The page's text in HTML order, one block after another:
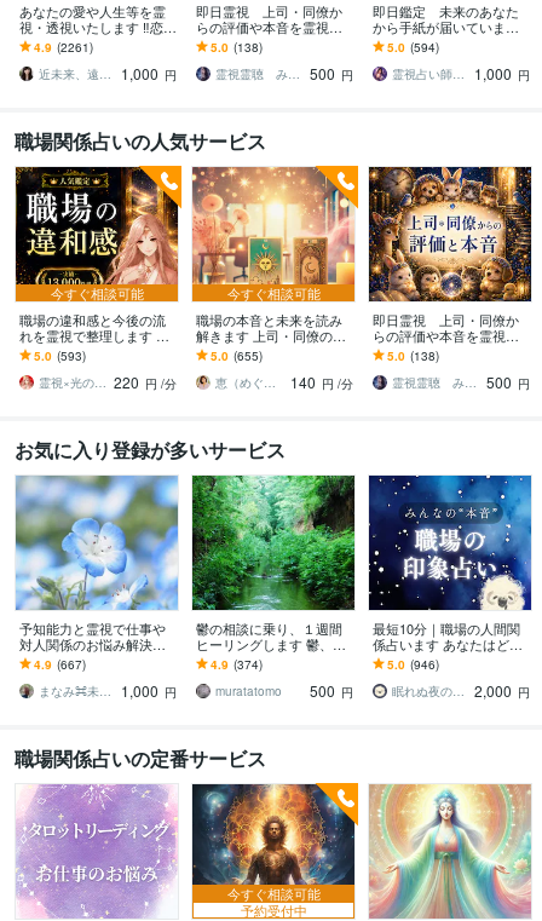
あなたの愛や人生等を霊
視・透視いたします ‼️恋
愛、複雑な恋愛、仕事、
人間関係/上げ下げ鑑定無
し‼️
4.9 (2261)
近未来、遠未来を霊透視！！占い師 紗理奈
1,000 円
即日霊視 上司・同僚か
らの評価や本音を霊視し
ます サクッと知りたい！
あなたは、周りから本当
はどう見られている？
5.0 (138)
霊視霊聴 みんみ
500 円
即日鑑定 未来のあなた
から手紙が届いています
未来のあなたは今のあな
たに何を言う？
5.0 (594)
霊視占い師 まる
1,000 円
職場関係占いの人気サービス
今すぐ相談可能
職場の違和感と今後の流
れを霊視で整理します ⭐
人間関係・立場・組織の
流れを霊視で明らかにし
ます
5.0 (593)
霊視×光の柱 カルマ先生 220 円 /分
今すぐ相談可能
職場の本音と未来を読み
解きます 上司・同僚の本
心を霊感タロットで明か
し安心できる未来へ♡
5.0 (655)
恵（めぐみ）アイリッシュタロット鑑定師
140 円 /分
即日霊視 上司・同僚か
らの評価や本音を霊視し
ます サクッと知りたい！
あなたは、周りから本当
はどう見られている？
5.0 (138)
霊視霊聴 みんみ
500 円
お気に入り登録が多いサービス
予知能力と霊視で仕事や
対人関係のお悩み解決し
ます お悩みを解決し、明
るい未来を切り開きまし
ょう。
4.9 (667)
まなみ⌘未来を切り開く霊感占い師
1,000 円
鬱の相談に乗り、１週間
ヒーリングします 鬱、う
つ、お疲れ、やる気な
い。最短1h設定。回答は
様子みて
4.9 (374)
muratatomo
500 円
最短10分｜職場の人間関
係占います あなたはどう
見られている？ 印象と行
動ポイントを丁寧に鑑定
5.0 (946)
眠れぬ夜のひつじ
2,000 円
職場関係占いの定番サービス
今すぐ相談可能
予約受付中